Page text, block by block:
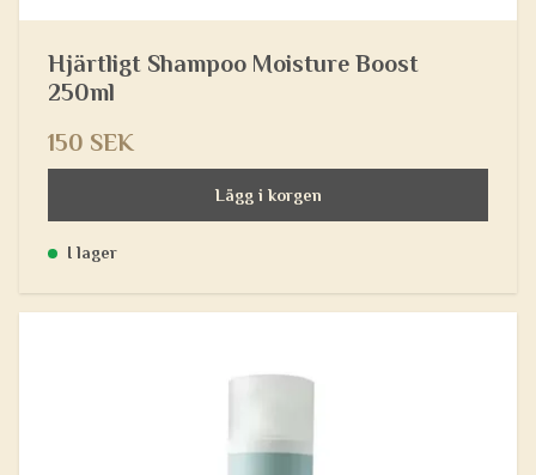
Hjärtligt Shampoo Moisture Boost
250ml
150 SEK
Lägg i korgen
I lager